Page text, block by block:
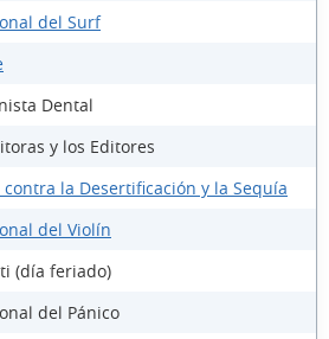
del Surf
Dental
y los Editores
contra la Desertificación y la Sequía
del Violín
(día feriado)
del Pánico